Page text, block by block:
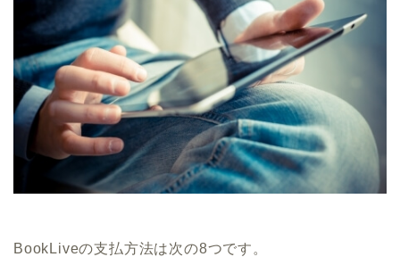
BookLiveの支払方法は次の8つです。